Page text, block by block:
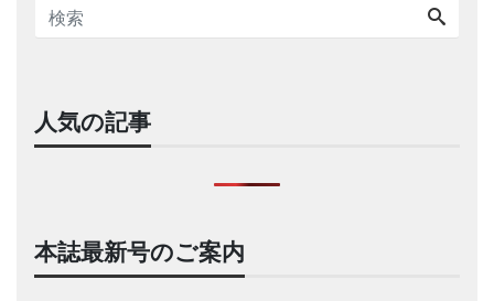
人気の記事
本誌最新号のご案内